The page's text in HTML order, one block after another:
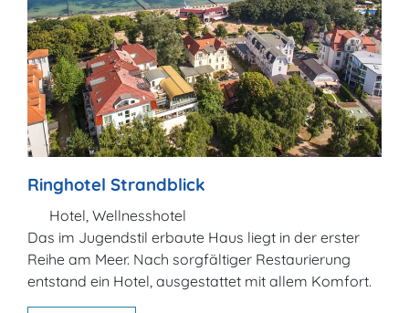
Ringhotel Strandblick
Hotel, Wellnesshotel
Das im Jugendstil erbaute Haus liegt in der erster
Reihe am Meer. Nach sorgfältiger Restaurierung
entstand ein Hotel, ausgestattet mit allem Komfort.